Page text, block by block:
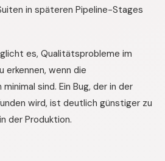
in späteren Pipeline-Stages
es, Qualitätsprobleme im
erkennen, wenn die
sind. Ein Bug, der in der
wird, ist deutlich günstiger zu
der Produktion.